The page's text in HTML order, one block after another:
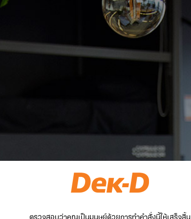
ตรวจสอบว่าคุณเป็นมนุษย์ด้วยการทำคำสั่งนี้ให้เสร็จสิ้น